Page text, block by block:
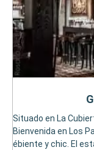
Situado en La
Bienvenida en Los
ébiente y chic. El